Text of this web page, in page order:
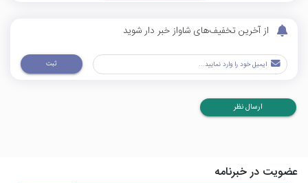
از آخرین تخفیف‌های شاواز خبر دار شوید
ثبت
ارسال نظر
عضویت در خبرنامه